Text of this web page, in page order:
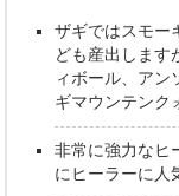
ザギではスモー
ども産出します
ィボール、アン
ギマウンテンク
非常に強力なヒ
にヒーラーに人